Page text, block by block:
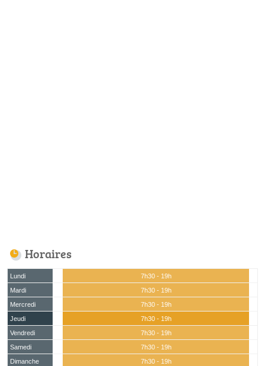
Horaires
Lundi
7h30 - 19h
Mardi
7h30 - 19h
Mercredi
7h30 - 19h
Jeudi
7h30 - 19h
Vendredi
7h30 - 19h
Samedi
7h30 - 19h
Dimanche
7h30 - 19h